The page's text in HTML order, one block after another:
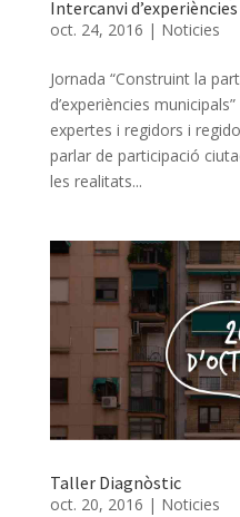
Intercanvi
oct. 24, 2016 | Noticies
Jornada “Construint la
d’experiències
expertes i regidors i
parlar de participació
les realitats...
Taller Diagnòstic
oct. 20, 2016 | Noticies